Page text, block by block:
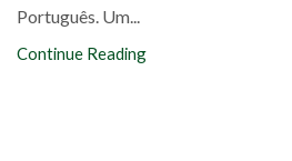
Português. Um...
Continue Reading